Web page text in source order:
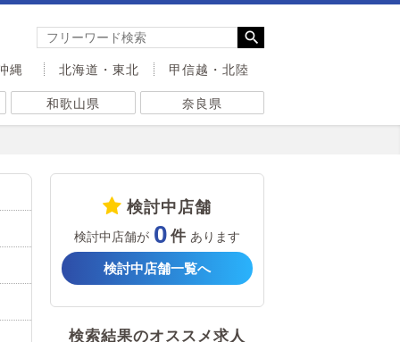
縄 北海道・東北 甲信越・北陸
和歌山県 奈良県
検討中店舗
検討中店舗が 0 あります
検討中店舗一覧へ
検索結果のオススメ求人